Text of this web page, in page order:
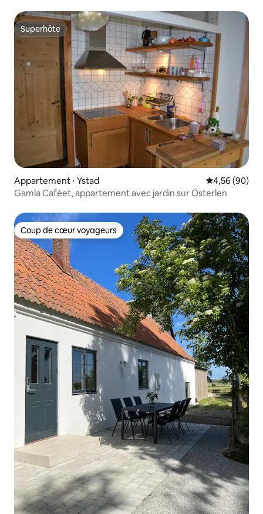
Superhôte
Superhôte
Appartement ⋅ Ystad Évaluation
4,56 (90)
Gamla Caféet, appartement avec jardin sur Österlen
Coup de cœur voyageurs
Coup de cœur voyageurs